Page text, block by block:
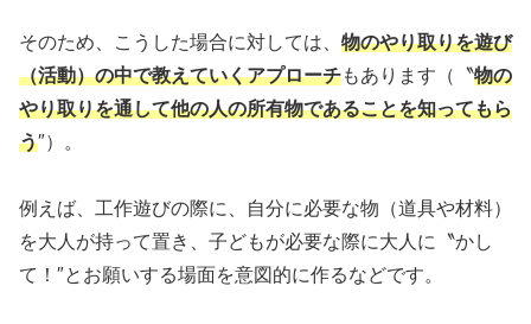
そのため、こうした場合に対しては、 物のやり取りを遊び
（活動）の中で教えていくアプローチもあります（〝物の
やり取りを通して他の人の所有物であることを知ってもら
う″）。
例えば、工作遊びの際に、自分に必要な物（道具や材料）
を大人が持って置き、子どもが必要な際に大人に〝かし
て！″とお願いする場面を意図的に作るなどです。